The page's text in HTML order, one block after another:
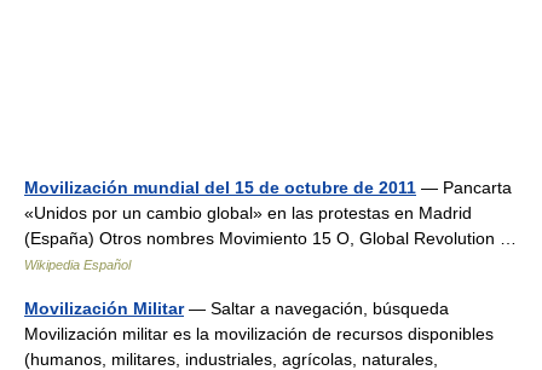
Movilización mundial del 15 de octubre de 2011 — Pancarta
«Unidos por un cambio global» en las protestas en Madrid
(España) Otros nombres Movimiento 15 O, Global Revolution …
Wikipedia Español
Movilización Militar— Saltar a navegación, búsqueda
Movilización militar es la movilización de recursos disponibles
(humanos, militares, industriales, agrícolas, naturales,